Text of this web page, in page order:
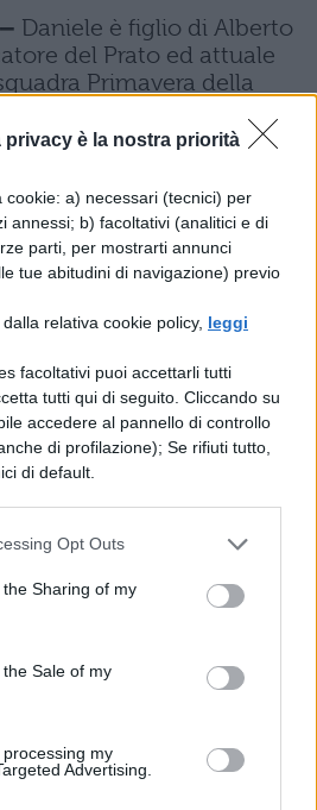
privacy è la nostra priorità
cookie: a) necessari (tecnici) per
annessi; b) facoltativi (analitici e di
parti, per mostrarti annunci
tue abitudini di navigazione) previo
relativa cookie policy, leggi
facoltativi puoi accettarli tutti
tutti qui di seguito. Cliccando su
accedere al pannello di controllo
di profilazione); Se rifiuti tutto,
di default.
Opt Outs
Sharing of my
Sale of my
my
Advertising.
Daniele è figlio di Alberto
del Prato ed attuale
Primavera della
giovanile.
la macchia che
del 2006, la gomitata
in Italia-Usa che gli costò
Daniele tornò in
contro la Francia,
Totti nella ripresa e
uno dei rigori che
all’Italia.
più importante della vita
Agli esordi indossava la
il 16: il numero
di sua figlia Gaia,
del 2005. Ai Mondiali De
maglia numero 6.
e indiscrezioni iscrivetevi